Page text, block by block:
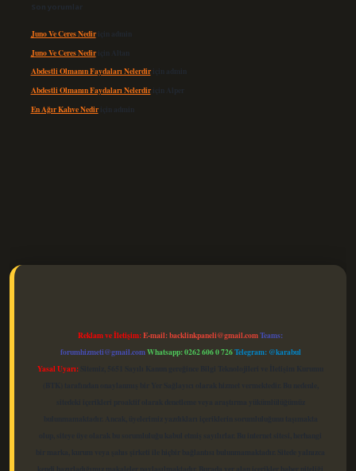
Son yorumlar
Juno Ve Ceres Nediriçin admin
Juno Ve Ceres Nediriçin Altan
Abdestli Olmanın Faydaları Nelerdiriçin admin
Abdestli Olmanın Faydaları Nelerdiriçin Alper
En Ağır Kahve Nediriçin admin
Reklam ve İletişim:E-mail:backlinkpaneli@gmail.comTeams:
forumhizmeti@gmail.comWhatsapp: 0262 606 0 726Telegram: @karabul
Yasal Uyarı: